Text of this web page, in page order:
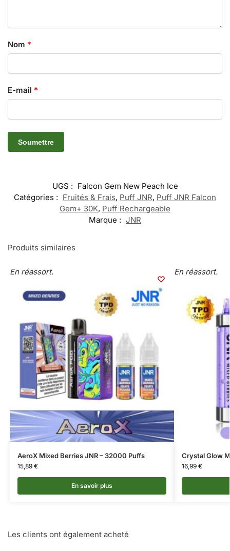
Nom *
E-mail *
UGS : Falcon Gem New Peach Ice
Catégories : Fruités & Frais, Puff JNR, Puff JNR Falcon
Gem+ 30K, Puff Rechargeable
Marque : JNR
Produits similaires
En réassort.
AeroX Mixed Berries JNR – 32000 Puffs
15,89 €
En savoir plus
En réassort.
Crystal Glow
16,99 €
Les clients ont également acheté